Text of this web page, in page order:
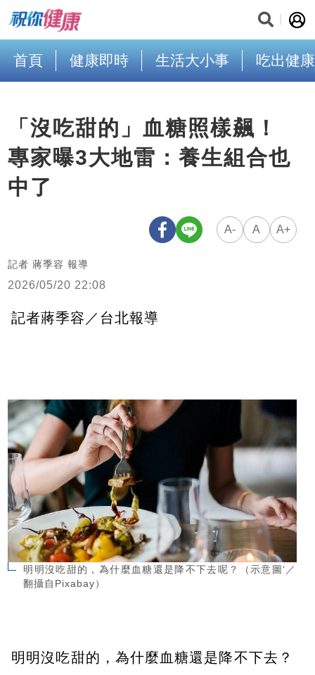
首頁 健康即時 生活大小事 吃出健康
「沒吃甜的」血糖照樣飆！
專家曝3大地雷：養生組合也
中了
A- A A+
記者 蔣季容 報導
2026/05/20 22:08
記者蔣季容／台北報導
明明沒吃甜的，為什麼血糖還是降不下去呢？（示意圖‘／
翻攝自Pixabay）
明明沒吃甜的，為什麼血糖還是降不下去？